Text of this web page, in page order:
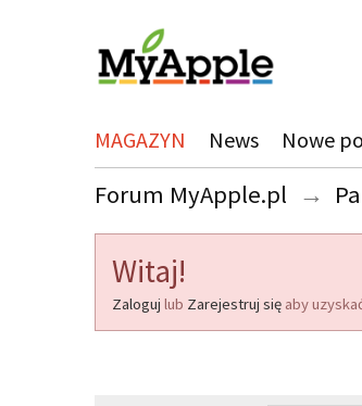
MAGAZYN News Nowe
Forum MyApple.pl →
Witaj!
Zaloguj lub Zarejestruj się aby